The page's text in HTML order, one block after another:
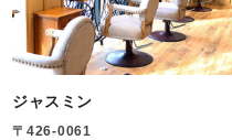
ジャスミン
〒426-0061